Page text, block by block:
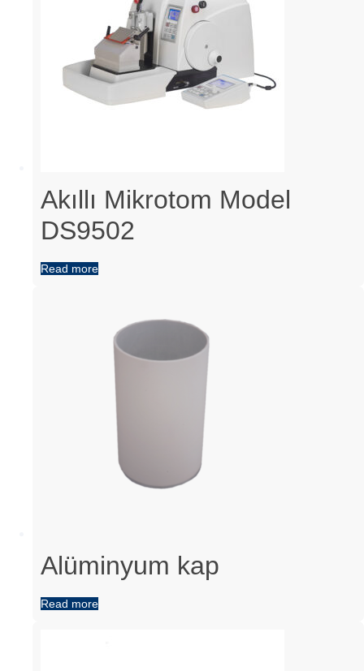
Akıllı Mikrotom Model
DS9502
Read more
Alüminyum kap
Read more